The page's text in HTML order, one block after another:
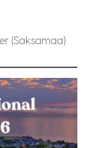
(Saksamaa)